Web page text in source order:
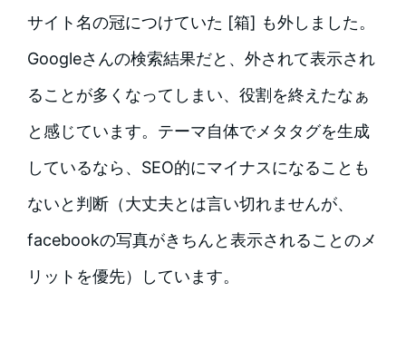
サイト名の冠につけていた [箱] も外しました。
Googleさんの検索結果だと、外されて表示され
ることが多くなってしまい、役割を終えたなぁ
と感じています。テーマ自体でメタタグを生成
しているなら、SEO的にマイナスになることも
ないと判断（大丈夫とは言い切れませんが、
facebookの写真がきちんと表示されることのメ
リットを優先）しています。